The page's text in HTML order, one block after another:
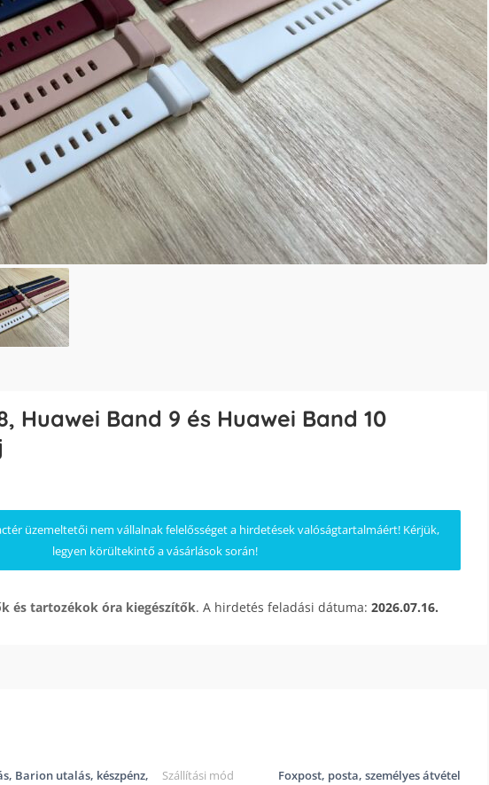
Huawei Band 9 és Huawei Band 10
üzemeltetői nem vállalnak felelősséget a hirdetések valóságtartalmáért! Kérjük,
legyen körültekintő a vásárlások során!
és tartozékok óra kiegészítők. A hirdetés feladási dátuma: 2026.07.16.
Barion utalás, készpénz,
Szállítási mód Foxpost, posta, személyes átvétel